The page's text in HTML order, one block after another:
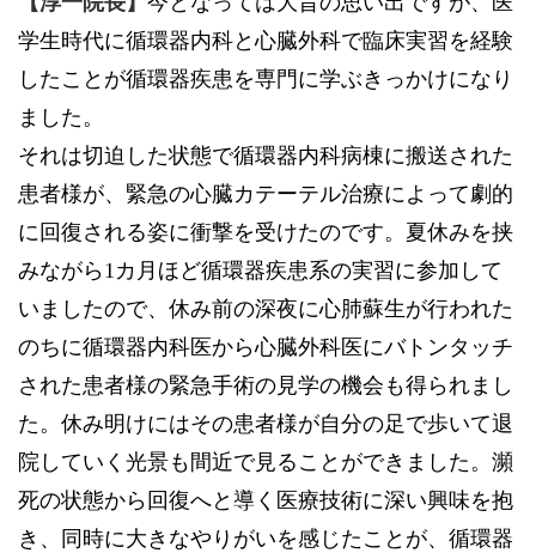
学生時代に循環器内科と心臓外科で臨床実習を経験
したことが循環器疾患を専門に学ぶきっかけになり
ました。
それは切迫した状態で循環器内科病棟に搬送された
患者様が、緊急の心臓カテーテル治療によって劇的
に回復される姿に衝撃を受けたのです。夏休みを挟
みながら1カ月ほど循環器疾患系の実習に参加して
いましたので、休み前の深夜に心肺蘇生が行われた
のちに循環器内科医から心臓外科医にバトンタッチ
された患者様の緊急手術の見学の機会も得られまし
た。休み明けにはその患者様が自分の足で歩いて退
院していく光景も間近で見ることができました。瀕
死の状態から回復へと導く医療技術に深い興味を抱
き、同時に大きなやりがいを感じたことが、循環器